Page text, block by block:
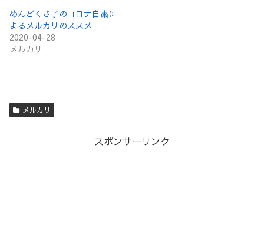
めんどくさ子のコロナ自粛に
よるメルカリのススメ
2020-04-28
メルカリ
メルカリ
スポンサーリンク